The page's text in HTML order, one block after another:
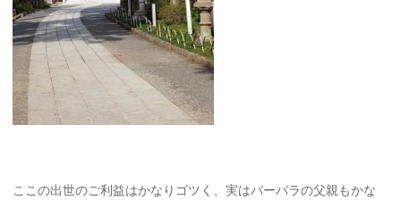
ここの出世のご利益はかなりゴツく、実はバーバラの父親もかな